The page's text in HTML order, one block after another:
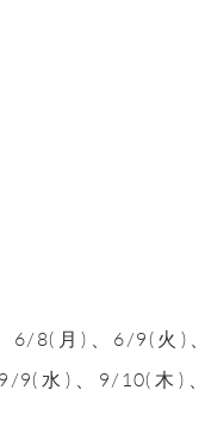
8(月)、6/9(火)
水)、9/10(木)